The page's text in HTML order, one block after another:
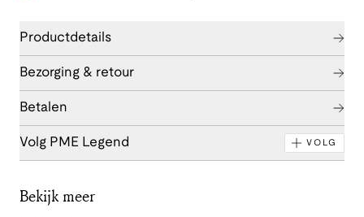
Productdetails
Bezorging & retour
Betalen
Volg PME Legend VOLG
Bekijk meer